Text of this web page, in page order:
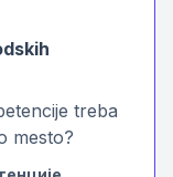
treba
mesto?